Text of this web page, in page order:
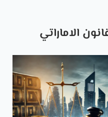
الاماراتي